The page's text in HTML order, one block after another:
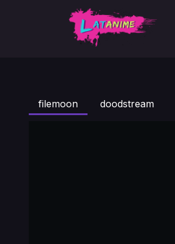
filemoon doodstream